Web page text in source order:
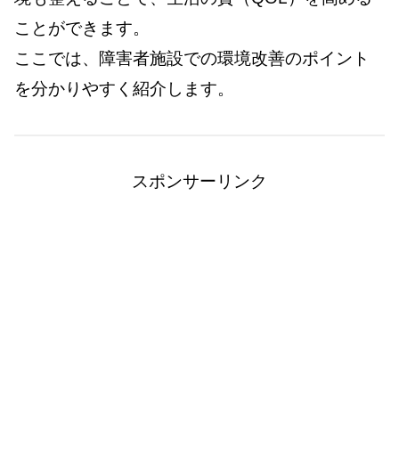
ことができます。
ここでは、障害者施設での環境改善のポイント
を分かりやすく紹介します。
スポンサーリンク